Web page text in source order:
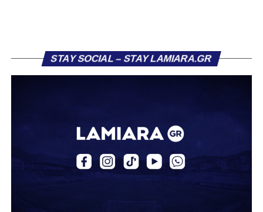
STAY SOCIAL – STAY LAMIARA.GR